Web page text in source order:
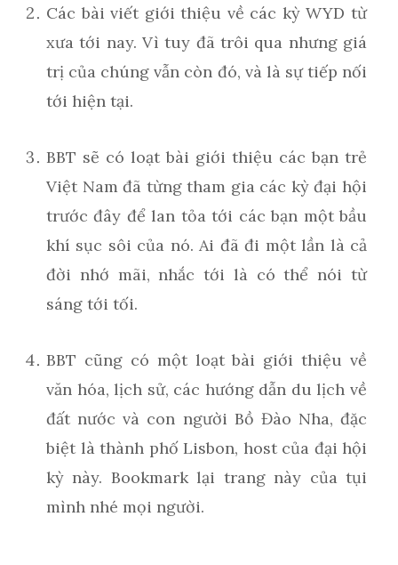
Các bài viết giới thiệu về các kỳ WYD từ
xưa tới nay. Vì tuy đã trôi qua nhưng giá
trị của chúng vẫn còn đó, và là sự tiếp nối
tới hiện tại.
BBT sẽ có loạt bài giới thiệu các bạn trẻ
Việt Nam đã từng tham gia các kỳ đại hội
trước đây để lan tỏa tới các bạn một bầu
khí sục sôi của nó. Ai đã đi một lần là cả
đời nhớ mãi, nhắc tới là có thể nói từ
sáng tới tối.
BBT cũng có một loạt bài giới thiệu về
văn hóa, lịch sử, các hướng dẫn du lịch về
đất nước và con người Bồ Đào Nha, đặc
biệt là thành phố Lisbon, host của đại hội
kỳ này. Bookmark lại trang này của tụi
mình nhé mọi người.